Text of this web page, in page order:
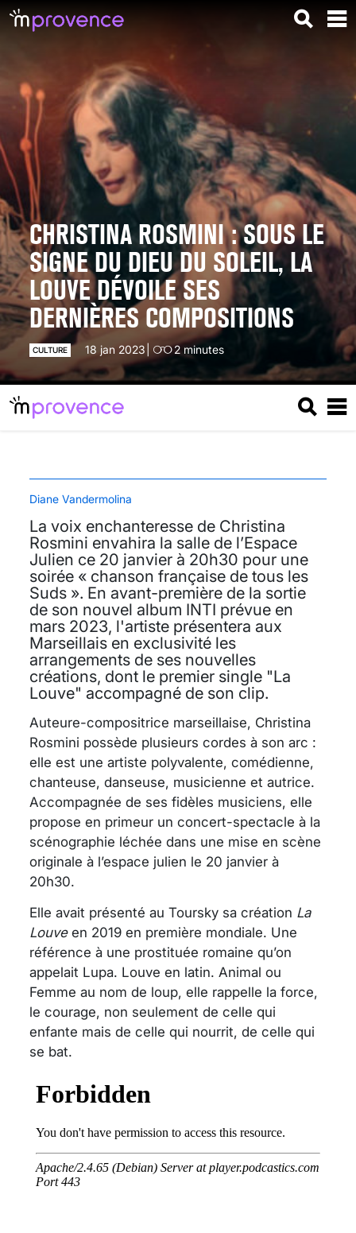
CHRISTINA ROSMINI : SOUS LE
SIGNE DU DIEU DU SOLEIL, LA
LOUVE DÉVOILE SES
DERNIÈRES COMPOSITIONS
CULTURE 18 jan 2023 2 minutes
La voix enchanteresse de Christina
Rosmini envahira la salle de l’Espace
Julien ce 20 janvier à 20h30 pour une
soirée « chanson française de tous les
Suds ». En avant-première de la sortie
de son nouvel album INTI prévue en
mars 2023, l'artiste présentera aux
Marseillais en exclusivité les
arrangements de ses nouvelles
créations, dont le premier single "La
Louve" accompagné de son clip.
Diane Vandermolina
Auteure-compositrice marseillaise, Christina
Rosmini possède plusieurs cordes à son arc :
elle est une artiste polyvalente, comédienne,
chanteuse, danseuse, musicienne et autrice.
Accompagnée de ses fidèles musiciens, elle
propose en primeur un concert-spectacle à la
scénographie léchée dans une mise en scène
originale à l’espace julien le 20 janvier à
20h30.
Elle avait présenté au Toursky sa création La
Louveen 2019 en première mondiale. Une
référence à une prostituée romaine qu’on
appelait Lupa. Louve en latin. Animal ou
Femme au nom de loup, elle rappelle la force,
le courage, non seulement de celle qui
enfante mais de celle qui nourrit, de celle qui
se bat.